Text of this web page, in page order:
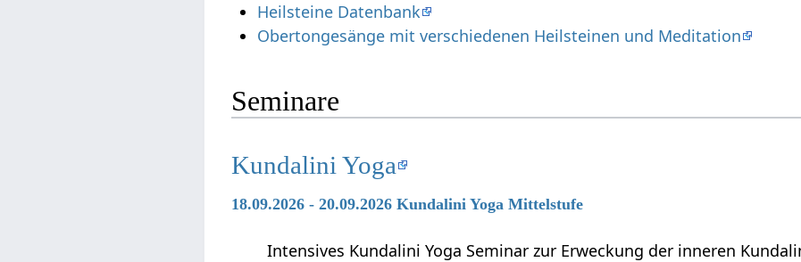
Heilsteine Datenbank
Obertongesänge mit verschiedenen Heilsteinen und Meditation
Seminare
Kundalini Yoga
18.09.2026 - 20.09.2026 Kundalini Yoga Mittelstufe
Intensives Kundalini Yoga Seminar zur Erweckung der inneren